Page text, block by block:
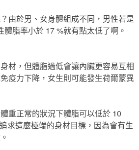
由於男、女身體組成不同，男性若是
脂率小於 17 %就有點太低了啊。
材，但體脂過低會讓內臟更容易互相
疫力下降，女生​則​可能發生荷爾蒙異
重正常的狀況下體脂可以低於 10
求這麼極端的身材目標，因為會有生